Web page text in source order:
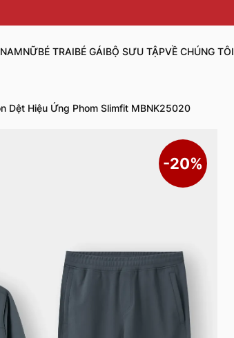
NAMNỮBÉ TRAIBÉ GÁIBỘ SƯU TẬPVỀ CHÚNG TÔI
Dệt Hiệu Ứng Phom Slimfit MBNK25020
-20%